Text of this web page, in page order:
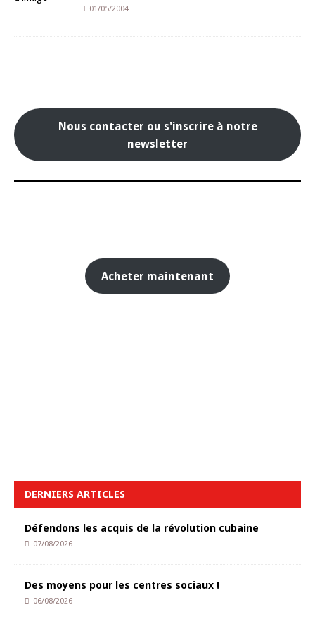
01/05/2004
Nous contacter ou s'inscrire à notre
newsletter
Acheter maintenant
DERNIERS ARTICLES
Défendons les acquis de la révolution cubaine
07/08/2026
Des moyens pour les centres sociaux !
06/08/2026